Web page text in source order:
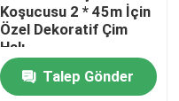
Koşucusu 2 * 45m İçin
Özel Dekoratif Çim
Halı
Talep Gönder